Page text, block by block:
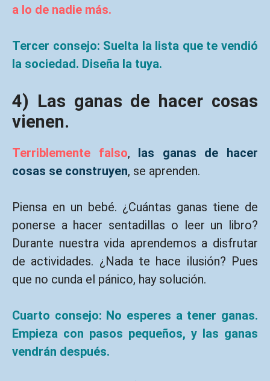
a lo de nadie más.
Tercer consejo: Suelta la lista que te vendió
la sociedad. Diseña la tuya.
4) Las ganas de hacer cosas
vienen.
Terriblemente falso, las ganas de hacer
cosas se construyen, se aprenden.
Piensa en un bebé. ¿Cuántas ganas tiene de
ponerse a hacer sentadillas o leer un libro?
Durante nuestra vida aprendemos a disfrutar
de actividades. ¿Nada te hace ilusión? Pues
que no cunda el pánico, hay solución.
Cuarto consejo: No esperes a tener ganas.
Empieza con pasos pequeños, y las ganas
vendrán después.